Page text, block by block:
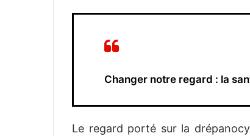
Changer notre regard : la
Le regard porté sur la